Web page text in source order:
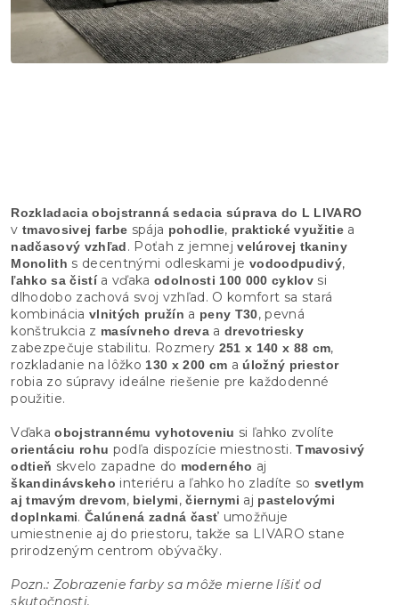
Rozkladacia obojstranná sedacia súprava do L LIVARO
v tmavosivej farbe spája pohodlie, praktické využitiea
nadčasový vzhľad. Poťah z jemnejvelúrovej tkaniny
Monolith s decentnými odleskami je vodoodpudivý,
ľahko sa čistía vďaka odolnosti 100 000 cyklovsi
dlhodobo zachová svoj vzhľad. O komfort sa stará
kombinácia vlnitých pružín a peny T30, pevná
konštrukcia z masívneho drevaa drevotriesky
zabezpečuje stabilitu. Rozmery 251 x 140 x 88 cm,
rozkladanie na lôžko 130 x 200 cm a úložný priestor
robia zo súpravy ideálne riešenie pre každodenné
použitie.
Vďakaobojstrannému vyhotoveniu si ľahko zvolíte
orientáciu rohu podľa dispozície miestnosti.Tmavosivý
odtieň skvelo zapadne do moderného aj
škandinávskeho interiéru a ľahko ho zladíte so svetlym
aj tmavým drevom, bielymi,čiernymi aj pastelovými
doplnkami. Čalúnená zadná časť umožňuje
umiestnenie aj do priestoru, takže sa LIVARO stane
prirodzeným centrom obývačky.
Pozn.: Zobrazenie farby sa môže mierne líšiť od
skutočnosti.